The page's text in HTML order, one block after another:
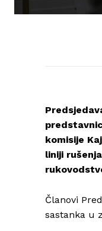
komisije
liniji
Članovi
sastanka u